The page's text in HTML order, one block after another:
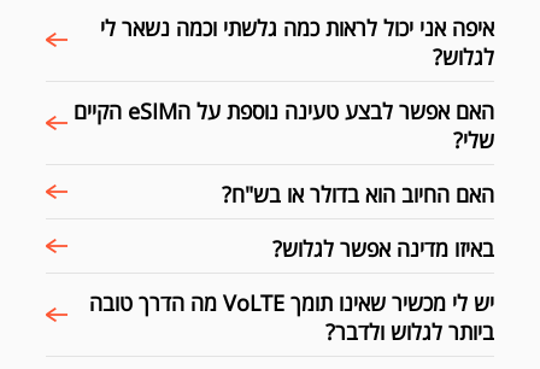
איפה אני יכול לראות כמה גלשתי וכמה נשאר לי
לגלוש?
האם אפשר לבצע טעינה נוספת על הeSIM הקיים
שלי?
האם החיוב הוא בדולר או בש"ח?
באיזו מדינה אפשר לגלוש?
יש לי מכשיר שאינו תומך VoLTE מה הדרך טובה
ביותר לגלוש ולדבר?